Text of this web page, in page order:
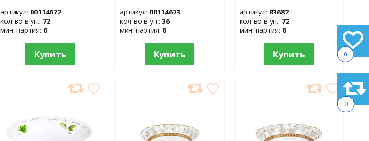
0
0
артикул: 00114672
кол-во в уп.: 72
мин. партия: 6
Купить
артикул: 00114673
кол-во в уп.:36
мин. партия: 6
Купить
артикул: 83682
кол-во в уп.: 72
мин. партия: 6
Купить